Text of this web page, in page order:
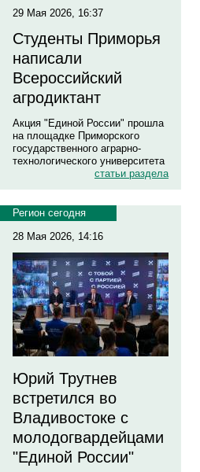
29 Мая 2026, 16:37
Студенты Приморья
написали
Всероссийский
агродиктант
Акция "Единой России" прошла
на площадке Приморского
государственного аграрно-
технологического университета
статьи раздела
Регион сегодня
28 Мая 2026, 14:16
Юрий Трутнев
встретился во
Владивостоке с
молодогвардейцами
"Единой России"